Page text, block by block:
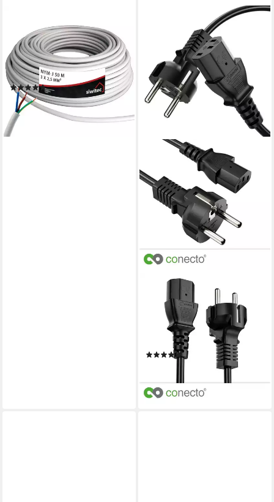
Kabel, J 3 x 2,5 mm2, 50 m
Kabelring, Installationskabel,
Mantelleitun Stromkabel,
(5000 cm)
(2)
ab 80,99 €
lieferbar - in 2-3 Werktagen bei dir
CONECTO
conecto Strom-Kabel,
Schutzkontakt-Stecker
gerade auf C13 IEC-Buchse
Stromkabel, (100 cm)
(4)
9,99 €
-30%
lieferbar - in 2-3 Werktagen bei dir